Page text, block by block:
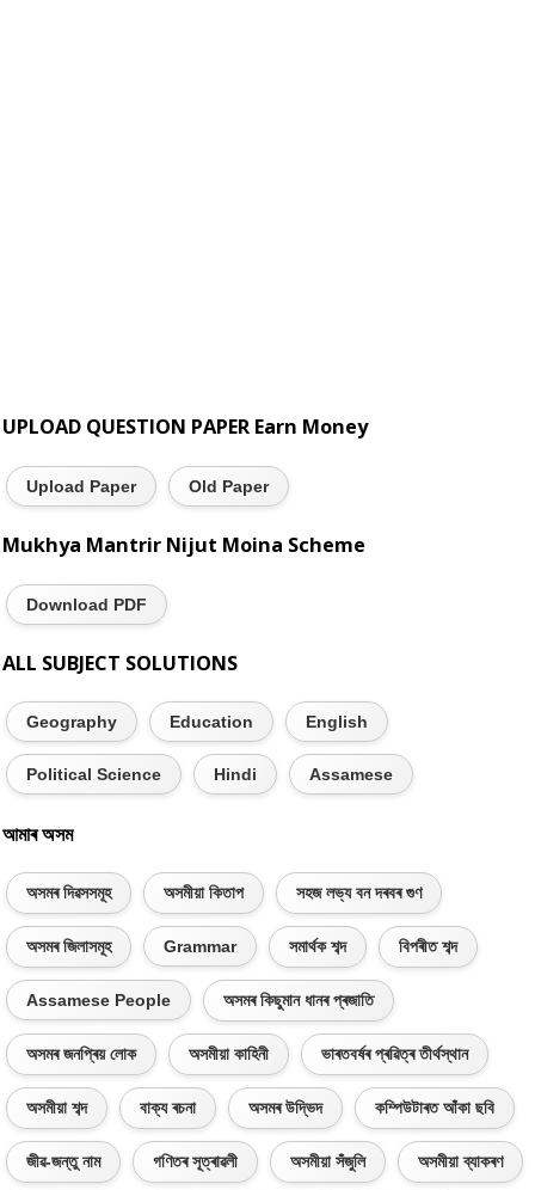
UPLOAD QUESTION PAPER Earn Money
Upload Paper Old Paper
Mukhya Mantrir Nijut Moina Scheme
Download PDF
ALL SUBJECT SOLUTIONS
Geography Education English
Political Science Hindi Assamese
আমাৰ অসম
অসমৰ দিৱসসমূহ অসমীয়া কিতাপ সহজ লভ্য বন দৰবৰ গুণ
অসমৰ জিলাসমূহ Grammar সমাৰ্থক শব্দ বিপৰীত শব্দ
Assamese People অসমৰ কিছুমান ধানৰ প্ৰজাতি
অসমৰ জনপ্ৰিয় লোক অসমীয়া কাহিনী ভাৰতবৰ্ষৰ প্ৰৱিত্ৰ তীৰ্থস্থান
অসমীয়া শব্দ বাক্য ৰচনা অসমৰ উদ্ভিদ কম্পিউটাৰত আঁকা ছবি
জীৱ-জন্তু নাম গণিতৰ সূত্ৰাৱলী অসমীয়া সঁজুলি অসমীয়া ব্যাকৰণ